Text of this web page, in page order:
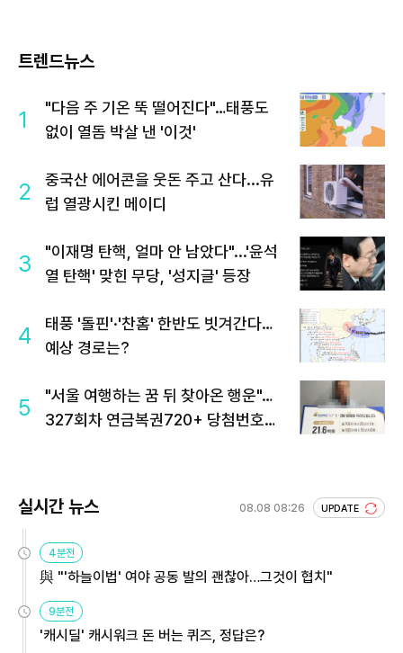
트렌드뉴스
1
"다음 주 기온 뚝 떨어진다"…태풍도
없이 열돔 박살 낸 '이것'
2
중국산 에어콘을 웃돈 주고 산다...유
럽 열광시킨 메이디
3
"이재명 탄핵, 얼마 안 남았다"...'윤석
열 탄핵' 맞힌 무당, '성지글' 등장
4
태풍 '돌핀'·'찬홈' 한반도 빗겨간다…
예상 경로는?
5
"서울 여행하는 꿈 뒤 찾아온 행운"…
327회차 연금복권720+ 당첨번호조
실시간 뉴스 08.08 08:26 UPDATE
4분전
與 "'하늘이법' 여야 공동 발의 괜찮아…그것이 협치"
9분전
'캐시딜' 캐시워크 돈 버는 퀴즈, 정답은?